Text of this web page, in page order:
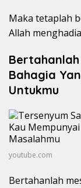
Maka tetaplah
Allah
Bahagia
Untukmu
youtube.com
Bertahanlah